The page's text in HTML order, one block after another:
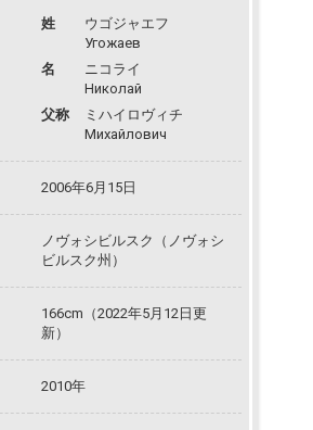
姓
ウゴジャエフ
Угожаев
名
ニコライ
Николай
父称
ミハイロヴィチ
Михайлович
2006年6月15日
ノヴォシビルスク（ノヴォシ
ビルスク州）
166cm（2022年5月12日更
新）
2010年